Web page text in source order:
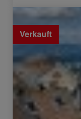
Verkauf Duplex
Verkauft